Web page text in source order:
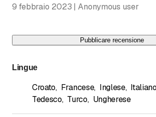
9 febbraio 2023 | Anonymous user
Pubblicare recensione
Lingue
Croato, Francese, Inglese, Italiano
Tedesco, Turco, Ungherese